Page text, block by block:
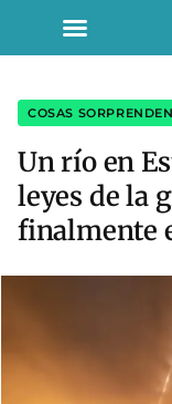
COSAS
Un río en
leyes de la
finalmente